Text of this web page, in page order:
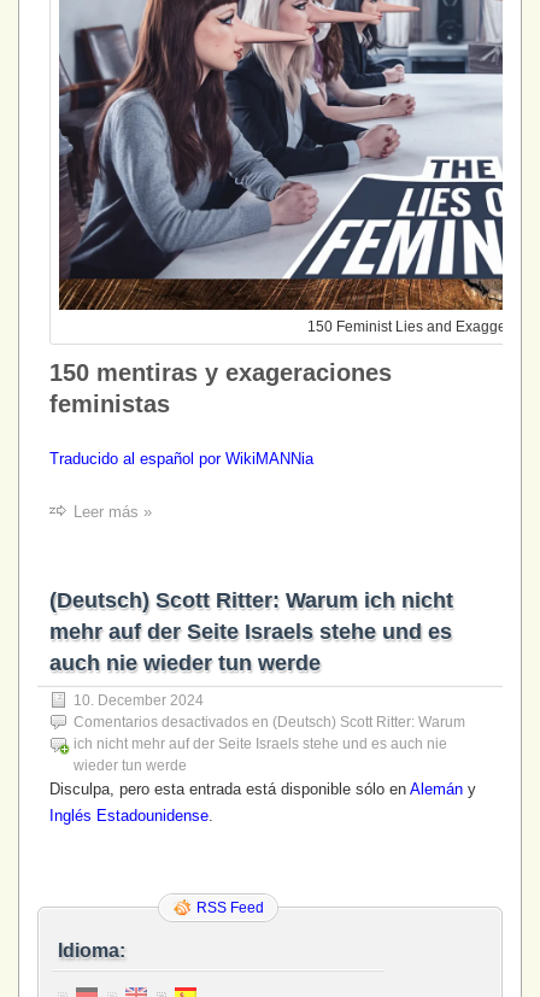
150 Feminist Lies and
150 mentiras y exageraciones
feministas
Traducido al español por WikiMANNia
Leer más »
(Deutsch) Scott Ritter: Warum ich nicht
mehr auf der Seite Israels stehe und es
auch nie wieder tun werde
10. December 2024
Comentarios desactivados en (Deutsch) Scott Ritter: Warum
ich nicht mehr auf der Seite Israels stehe und es auch nie
wieder tun werde
Disculpa, pero esta entrada está disponible sólo en Alemán y
Inglés Estadounidense.
RSS Feed
Idioma: